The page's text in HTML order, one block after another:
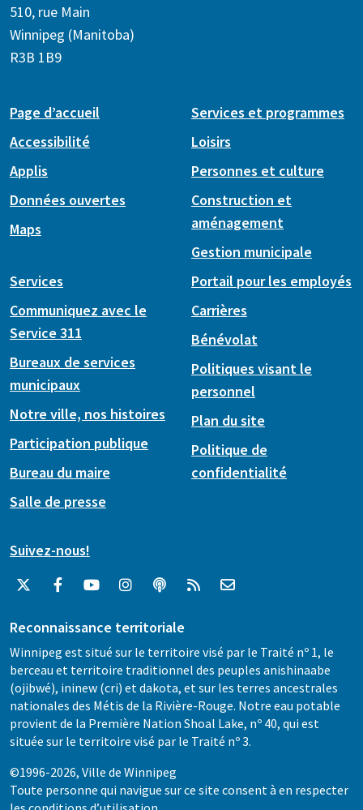
510, rue Main
Winnipeg (Manitoba)
R3B 1B9
Page d’accueil
Accessibilité
Applis
Données ouvertes
Maps
Services et programmes
Loisirs
Personnes et culture
Construction et
aménagement
Gestion municipale
Services
Communiquez avec le
Service 311
Bureaux de services
municipaux
Notre ville, nos histoires
Participation publique
Bureau du maire
Salle de presse
Portail pour les employés
Carrières
Bénévolat
Politiques visant le
personnel
Plan du site
Politique de
confidentialité
Suivez-nous!
Reconnaissance territoriale
Winnipeg est situé sur le territoire visé par le Traité nº 1, le
berceau et territoire traditionnel des peuples anishinaabe
(ojibwé), ininew (cri) et dakota, et sur les terres ancestrales
nationales des Métis de la Rivière-Rouge. Notre eau potable
provient de la Première Nation Shoal Lake, nº 40, qui est
située sur le territoire visé par le Traité nº 3.
©1996-2026, Ville de Winnipeg
Toute personne qui navigue sur ce site consent à en respecter